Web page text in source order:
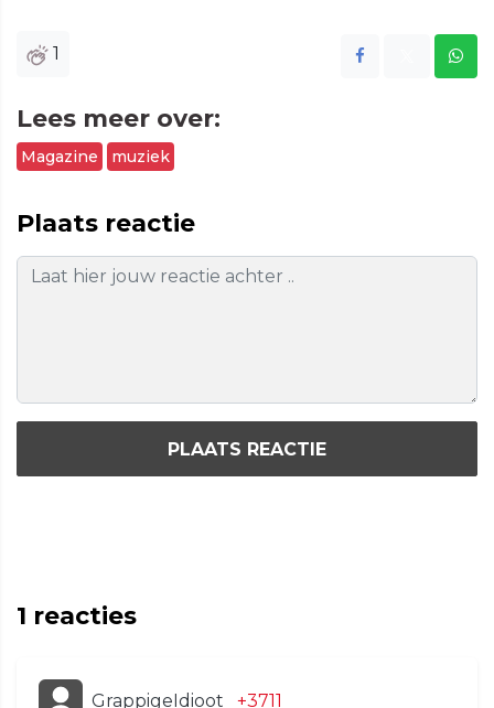
1
Lees meer over:
Magazine muziek
Plaats reactie
PLAATS REACTIE
1 reacties
GrappigeIdioot +3711